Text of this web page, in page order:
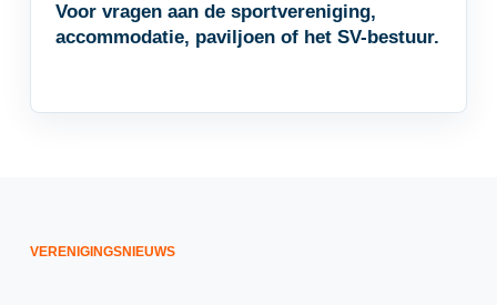
Voor vragen aan de sportvereniging,
accommodatie, paviljoen of het SV-bestuur.
VERENIGINGSNIEUWS